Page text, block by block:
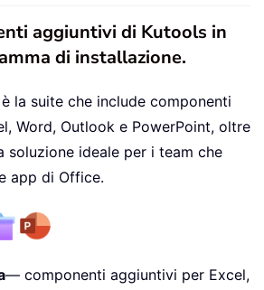
aggiuntivi di Kutools in
di installazione.
è la suite che include componenti
Word, Outlook e PowerPoint, oltre
soluzione ideale per i team che
app di Office.
— componenti aggiuntivi per Excel,